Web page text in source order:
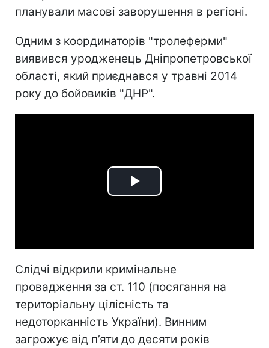
планували масові заворушення в регіоні.
Одним з координаторів "тролеферми"
виявився уродженець Дніпропетровської
області, який приєднався у травні 2014
року до бойовиків "ДНР".
Play
Слідчі відкрили кримінальне
провадження за ст. 110 (посягання на
територіальну цілісність та
недоторканність України). Винним
загрожує від п’яти до десяти років